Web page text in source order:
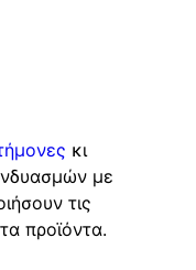
κι
με
τις
προϊόντα.